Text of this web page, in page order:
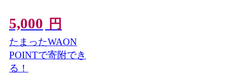
5,000 円
たまったWAON
POINTで寄附でき
る！